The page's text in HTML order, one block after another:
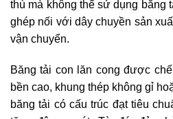
thù mà không thể sử dụng băng
ghép nối với dây chuyền sản
vận chuyển.
Băng tải con lăn cong được
bền cao, khung thép không gỉ
băng tải có cấu trúc đạt tiêu